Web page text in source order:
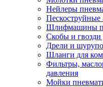
Нейлеры
Пескоструйные
Шлифмашины
Скобы и гвозди
Дрели и
Шланги для
Фильтры,
давления
Мойки